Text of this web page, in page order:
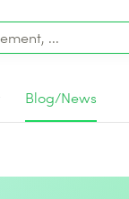
Blog/News